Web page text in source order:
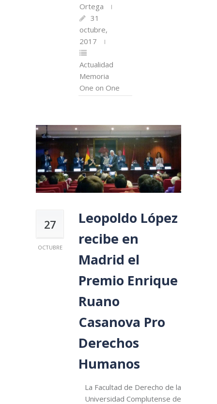
Ortega
31
octubre,
2017
Actualidad
Memoria
One on One
27
OCTUBRE
Leopoldo López
recibe en
Madrid el
Premio Enrique
Ruano
Casanova Pro
Derechos
Humanos
La Facultad de Derecho de la
Universidad Complutense de